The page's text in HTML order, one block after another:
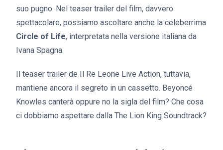
suo pugno. Nel teaser trailer del film, davvero
spettacolare, possiamo ascoltare anche la celeberrima
Circle of Life, interpretata nella versione italiana da
Ivana Spagna.
Il teaser trailer de Il Re Leone Live Action, tuttavia,
mantiene ancora il segreto in un cassetto. Beyoncé
Knowles canterà oppure no la sigla del film? Che cosa
ci dobbiamo aspettare dalla The Lion King Soundtrack?